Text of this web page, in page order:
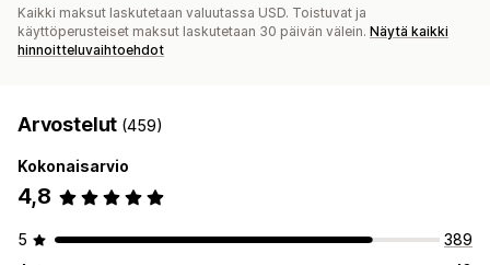
Kaikki maksut laskutetaan valuutassa USD. Toistuvat ja
käyttöperusteiset maksut laskutetaan 30 päivän välein. Näytä kaikki
hinnoitteluvaihtoehdot
Arvostelut (459)
Kokonaisarvio
4,8
5
389